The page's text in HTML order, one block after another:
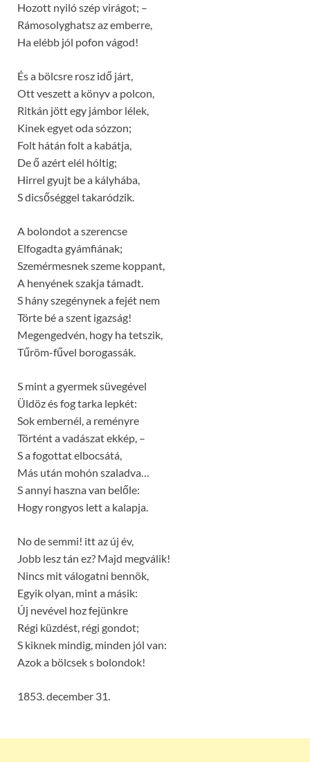
Hozott nyiló szép virágot; –
Rámosolyghatsz az emberre,
Ha elébb jól pofon vágod!
És a bölcsre rosz idő járt,
Ott veszett a könyv a polcon,
Ritkán jött egy jámbor lélek,
Kinek egyet oda sózzon;
Folt hátán folt a kabátja,
De ő azért elél hóltig;
Hirrel gyujt be a kályhába,
S dicsőséggel takaródzik.
A bolondot a szerencse
Elfogadta gyámfiának;
Szemérmesnek szeme koppant,
A henyének szakja támadt.
S hány szegénynek a fejét nem
Törte bé a szent igazság!
Megengedvén, hogy ha tetszik,
Tűröm-fűvel borogassák.
S mint a gyermek süvegével
Üldöz és fog tarka lepkét:
Sok embernél, a reményre
Történt a vadászat ekkép, –
S a fogottat elbocsátá,
Más után mohón szaladva…
S annyi haszna van belőle:
Hogy rongyos lett a kalapja.
No de semmi! itt az új év,
Jobb lesz tán ez? Majd megválik!
Nincs mit válogatni bennök,
Egyik olyan, mint a másik:
Új nevével hoz fejünkre
Régi küzdést, régi gondot;
S kiknek mindig, minden jól van:
Azok a bölcsek s bolondok!
1853. december 31.